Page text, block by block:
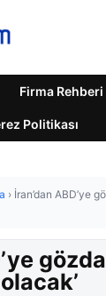
Firma Rehberi
Politikası
› İran’dan ABD’ye